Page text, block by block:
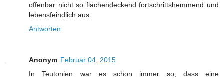
offenbar nicht so flächendeckend fortschrittshemmend und
lebensfeindlich aus
Antworten
Anonym Februar 04, 2015
In Teutonien war es schon immer so, dass eine